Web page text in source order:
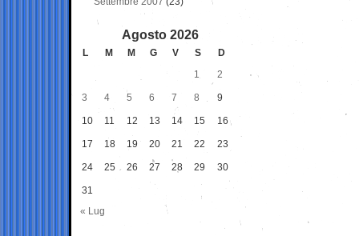
Agosto 2026
L M M G V S
D
1
2
3 4 5 6 7 8 9
10 11 12 13 14 15 16
17 18 19 20 21 22 23
24 25 26 27 28 29 30
31
« Lug